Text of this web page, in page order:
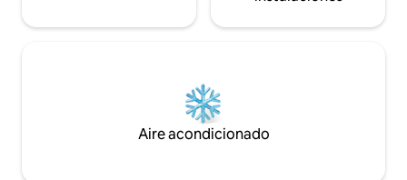
Aire acondicionado